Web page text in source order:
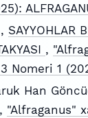
SAYYOHLAR
,
1
Han
, "Alfraganus"